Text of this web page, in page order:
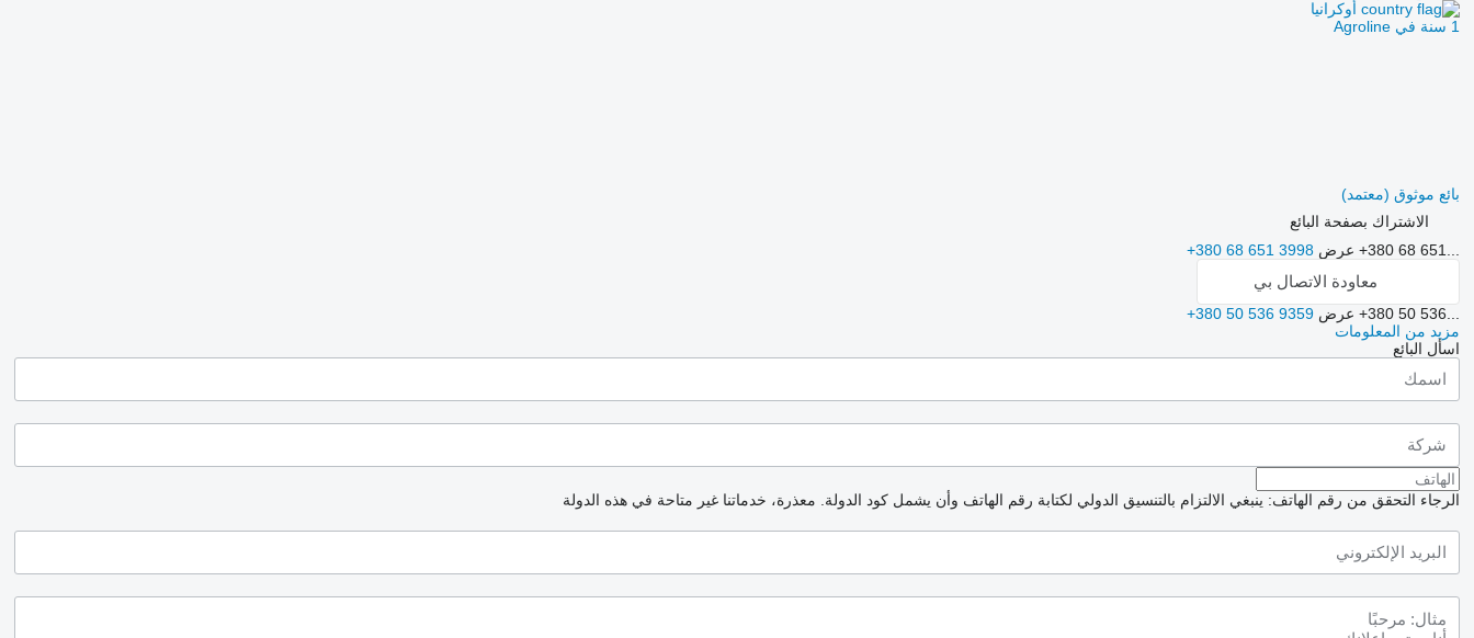
أوكرانيا
1 سنة في Agroline
بائع موثوق (معتمد)
الاشتراك بصفحة البائع
+380 68 651... عرض +380 68 651 3998
معاودة الاتصال بي
+380 50 536... عرض +380 50 536 9359
مزيد من المعلومات
اسأل البائع
الرجاء التحقق من رقم الهاتف: ينبغي الالتزام بالتنسيق الدولي لكتابة رقم الهاتف وأن يشمل كود الدولة. معذرة، خدماتنا غير متاحة في هذه الدولة